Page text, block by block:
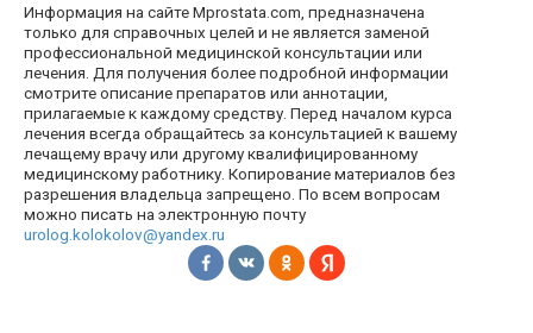
Информация на сайте Mprostata.com, предназначена
только для справочных целей и не является заменой
профессиональной медицинской консультации или
лечения. Для получения более подробной информации
смотрите описание препаратов или аннотации,
прилагаемые к каждому средству. Перед началом курса
лечения всегда обращайтесь за консультацией к вашему
лечащему врачу или другому квалифицированному
медицинскому работнику. Копирование материалов без
разрешения владельца запрещено. По всем вопросам
можно писать на электронную почту
urolog.kolokolov@yandex.ru